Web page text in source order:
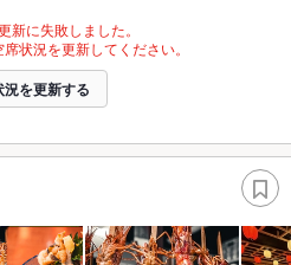
新に失敗しました。
状況を更新してください。
況を更新する